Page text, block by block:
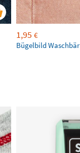
1,95 €
Bügelbild Waschbär